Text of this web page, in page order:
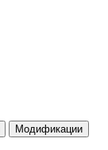
Модификации